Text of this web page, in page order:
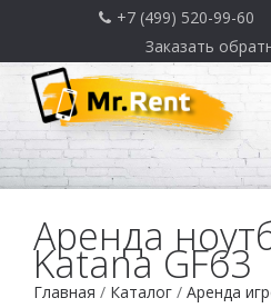
+7 (499) 520-99-60
Заказать
Аренда
Katana GF63
Главная / Каталог / Аренда